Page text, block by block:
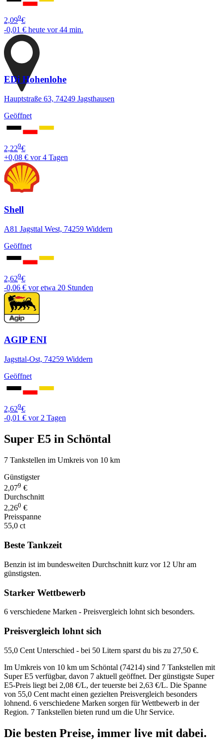
2,099€
-0,01 € heute vor 44 min.
EDi Hohenlohe
Hauptstraße 63, 74249 Jagsthausen
Geöffnet
2,229€
+0,08 € vor 4 Tagen
Shell
A81 Jagsttal West, 74259 Widdern
Geöffnet
2,629€
-0,06 € vor etwa 20 Stunden
AGIP ENI
Jagsttal-Ost, 74259 Widdern
Geöffnet
2,629€
-0,01 € vor 2 Tagen
Super E5 in Schöntal
7 Tankstellen im Umkreis von 10 km
Günstigster
2,079 €
Durchschnitt
2,260 €
Preisspanne
55,0 ct
Beste Tankzeit
Benzin ist im bundesweiten Durchschnitt kurz vor 12 Uhr am
günstigsten.
Starker Wettbewerb
6 verschiedene Marken - Preisvergleich lohnt sich besonders.
Preisvergleich lohnt sich
55,0 Cent Unterschied - bei 50 Litern sparst du bis zu 27,50 €.
Im Umkreis von 10 km um Schöntal (74214) sind 7 Tankstellen mit
Super E5 verfügbar, davon 7 aktuell geöffnet. Der günstigste Super
E5-Preis liegt bei 2,08 €/L, der teuerste bei 2,63 €/L. Die Spanne
von 55,0 Cent macht einen gezielten Preisvergleich besonders
lohnend. 6 verschiedene Marken sorgen für Wettbewerb in der
Region. 7 Tankstellen bieten rund um die Uhr Service.
Die besten Preise, immer live mit dabei.